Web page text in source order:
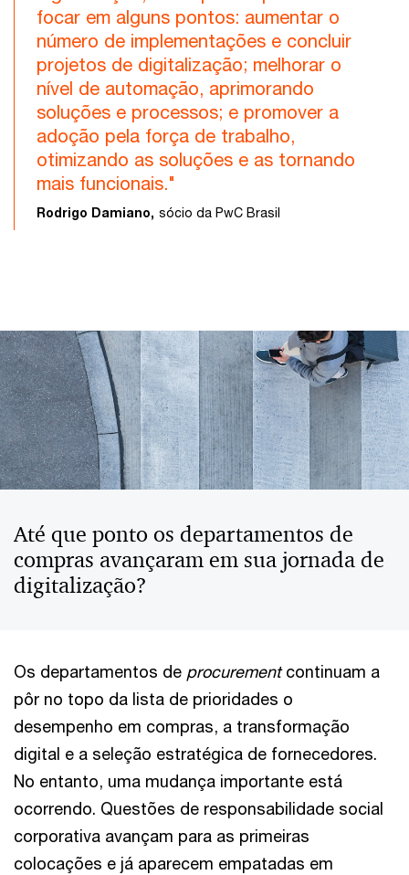
focar em alguns pontos: aumentar o
número de implementações e concluir
projetos de digitalização; melhorar o
nível de automação, aprimorando
soluções e processos; e promover a
adoção pela força de trabalho,
otimizando as soluções e as tornando
mais funcionais."
Rodrigo Damiano, sócio da PwC Brasil
Até que ponto os departamentos de
compras avançaram em sua jornada de
digitalização?
Os departamentos de procurementcontinuam a
pôr no topo da lista de prioridades o
desempenho em compras, a transformação
digital e a seleção estratégica de fornecedores.
No entanto, uma mudança importante está
ocorrendo. Questões de responsabilidade social
corporativa avançam para as primeiras
colocações e já aparecem empatadas em